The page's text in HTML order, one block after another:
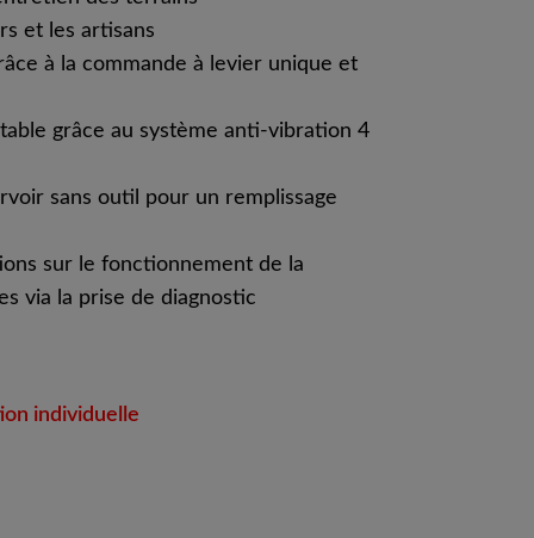
et les artisans
à la commande à levier unique et
grâce au système anti-vibration 4
sans outil pour un remplissage
sur le fonctionnement de la
via la prise de diagnostic
individuelle